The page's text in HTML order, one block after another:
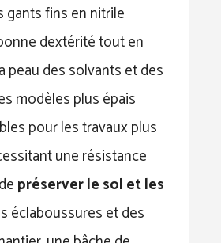
gants fins en nitrile
dextérité tout en
peau des solvants et des
modèles plus épais
pour les travaux plus
une résistance
préserver le sol et les
éclaboussures et des